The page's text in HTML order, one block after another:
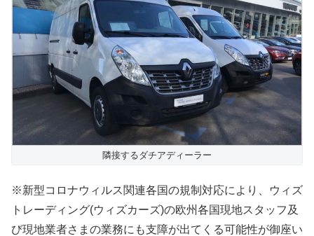
隣接するダチアディーラー
※新型コロナウィルス関連各国の規制対応により、ウィズ
トレーディング(ウィズカーズ)の欧州各国現地スタッフ及
び現地業者さまの業務にも支障が出てくる可能性が御座い